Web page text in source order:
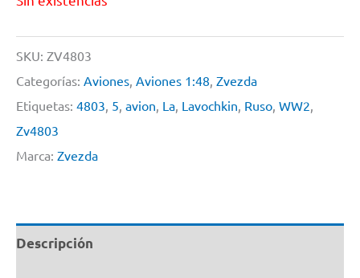
SKU: ZV4803
Categorías: Aviones Aviones 1:48 Zvezda
Etiquetas: 4803 5 avion La Lavochkin Ruso WW2
Zv4803
Marca: Zvezda
Descripción